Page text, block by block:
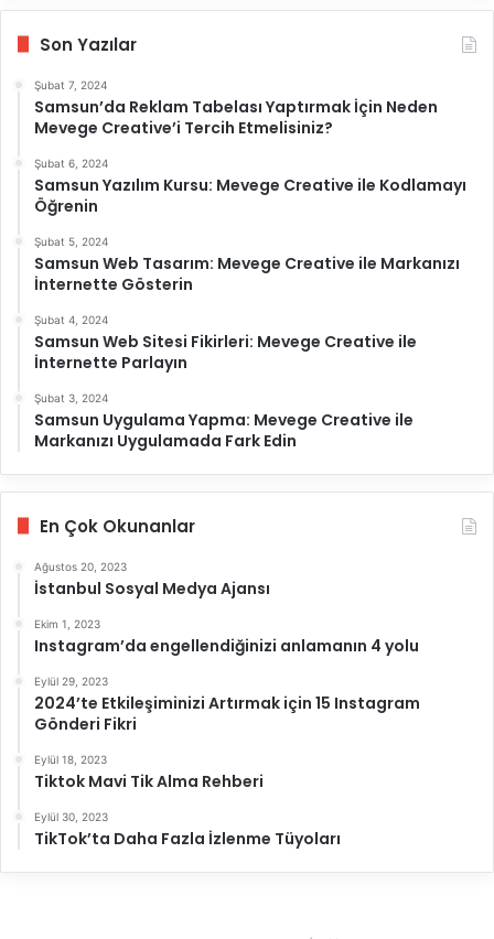
Son Yazılar
Şubat 7, 2024
Samsun’da Reklam Tabelası Yaptırmak İçin Neden
Mevege Creative’i Tercih Etmelisiniz?
Şubat 6, 2024
Samsun Yazılım Kursu: Mevege Creative ile Kodlamayı
Öğrenin
Şubat 5, 2024
Samsun Web Tasarım: Mevege Creative ile Markanızı
İnternette Gösterin
Şubat 4, 2024
Samsun Web Sitesi Fikirleri: Mevege Creative ile
İnternette Parlayın
Şubat 3, 2024
Samsun Uygulama Yapma: Mevege Creative ile
Markanızı Uygulamada Fark Edin
En Çok Okunanlar
Ağustos 20, 2023
İstanbul Sosyal Medya Ajansı
Ekim 1, 2023
Instagram’da engellendiğinizi anlamanın 4 yolu
Eylül 29, 2023
2024’te Etkileşiminizi Artırmak için 15 Instagram
Gönderi Fikri
Eylül 18, 2023
Tiktok Mavi Tik Alma Rehberi
Eylül 30, 2023
TikTok’ta Daha Fazla İzlenme Tüyoları